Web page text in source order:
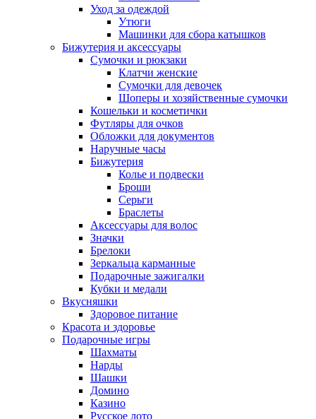
Уход за одеждой
Утюги
Машинки для сбора катышков
Бижутерия и аксессуары
Сумочки и рюкзаки
Клатчи женские
Сумочки для девочек
Шоперы и хозяйственные сумочки
Кошельки и косметички
Футляры для очков
Обложки для документов
Наручные часы
Бижутерия
Колье и подвески
Броши
Серьги
Браслеты
Аксессуары для волос
Значки
Брелоки
Зеркальца карманные
Подарочные зажигалки
Кубки и медали
Вкусняшки
Здоровое питание
Красота и здоровье
Подарочные игры
Шахматы
Нарды
Шашки
Домино
Казино
Русское лото